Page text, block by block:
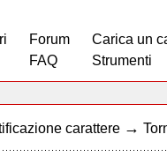
Forum
FAQ
Carica un
Strumenti
carattere →